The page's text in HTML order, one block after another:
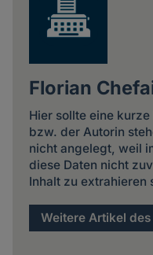
Florian
Hier sollte eine
bzw. der Autorin
nicht angelegt, weil
diese Daten nicht
Inhalt zu extrahieren
Weitere Artikel